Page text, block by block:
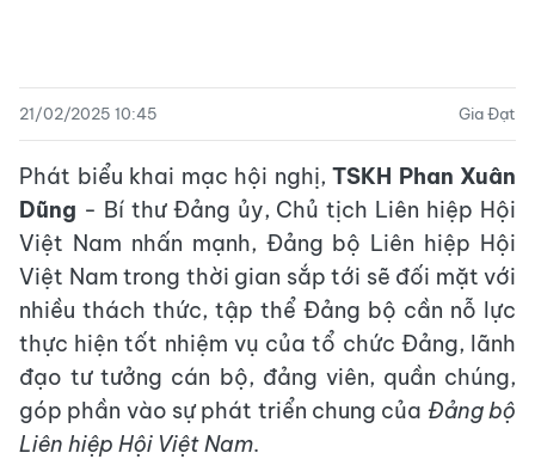
21/02/2025 10:45 Gia Đạt
Phát biểu khai mạc hội nghị, TSKH Phan Xuân
Dũng - Bí thư Đảng ủy, Chủ tịch Liên hiệp Hội
Việt Nam nhấn mạnh, Đảng bộ Liên hiệp Hội
Việt Nam trong thời gian sắp tới sẽ đối mặt với
nhiều thách thức, tập thể Đảng bộ cần nỗ lực
thực hiện tốt nhiệm vụ của tổ chức Đảng, lãnh
đạo tư tưởng cán bộ, đảng viên, quần chúng,
góp phần vào sự phát triển chung của Đảng bộ
Liên hiệp Hội Việt Nam.